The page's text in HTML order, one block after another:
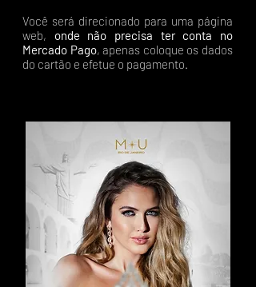
Você será direcionado para uma página
web, onde não precisa ter conta no
Mercado Pago, apenas coloque os dados
do cartão e efetue o pagamento.